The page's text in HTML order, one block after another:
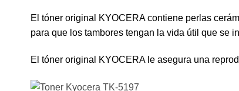
El tóner original KYOCERA contiene perlas
para que los tambores tengan la vida útil que se
El tóner original KYOCERA le asegura una